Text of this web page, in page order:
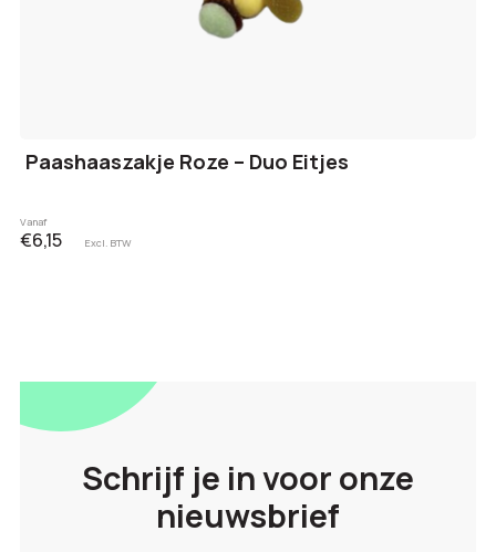
Paashaaszakje Roze – Duo Eitjes
Vanaf
€6,15 Excl. BTW
Schrijf je in voor onze
nieuwsbrief